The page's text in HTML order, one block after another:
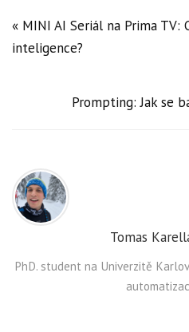
« MINI AI Seriál na Prima TV:
inteligence?
Prompting: Jak se
Tomas
PhD. student na Univerzitě